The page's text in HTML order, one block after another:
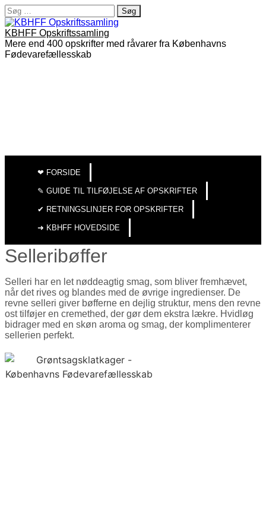
Søg
efter:
KBHFF Opskriftssamling
Mere end 400 opskrifter med råvarer fra Københavns
Fødevarefællesskab
CONTENT
❤︎ FORSIDE
✎ GUIDE TIL TILFØJELSE AF OPSKRIFTER
✔︎ RETNINGSLINJER FOR OPSKRIFTER
➜ KBHFF HOVEDSIDE
Selleribøffer
Selleri har en let nøddeagtig smag, som bliver fremhævet,
når det rives og blandes med de øvrige ingredienser. De
revne selleri giver bøfferne en dejlig struktur, mens den revne
ost tilføjer en cremethed, der gør dem ekstra lækre. Hvidløg
bidrager med en skøn aroma og smag, der komplimenterer
sellerien perfekt.